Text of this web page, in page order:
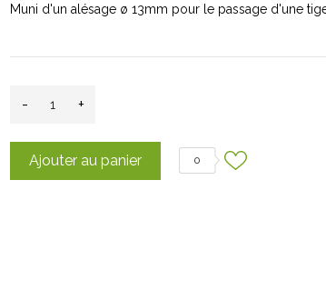
Muni d'un alésage ø 13mm pour le passage d'une
- +
Ajouter au panier 0